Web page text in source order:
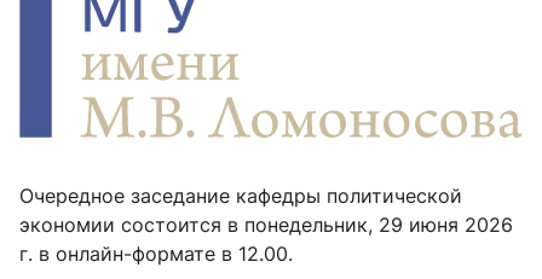
Очередное заседание кафедры политической
экономии состоится в понедельник, 29 июня 2026
г. в онлайн-формате в 12.00.